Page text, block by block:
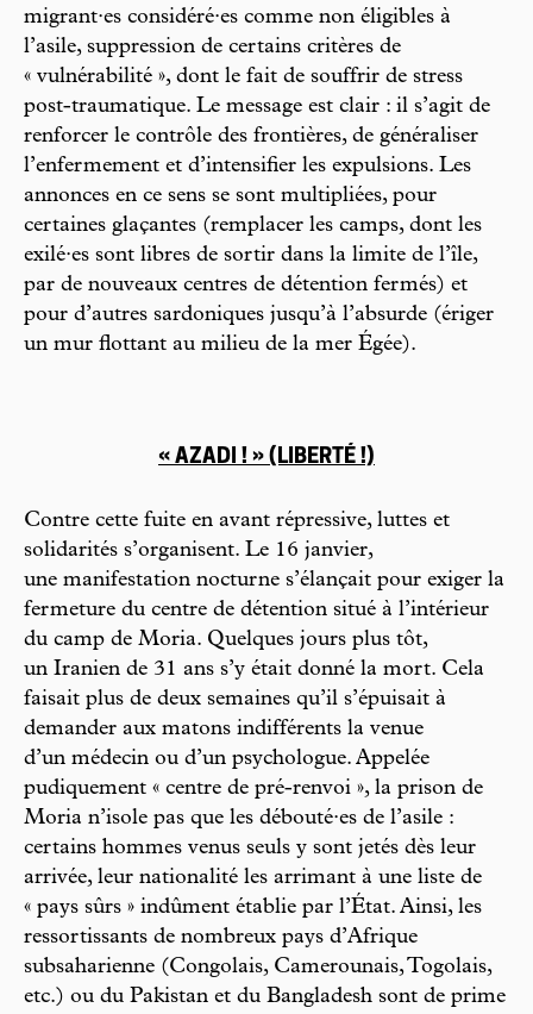
migrant·es considéré·es comme non éligibles à
l’asile, suppression de certains critères de
« vulnérabilité », dont le fait de souffrir de stress
post-traumatique. Le message est clair : il s’agit de
renforcer le contrôle des frontières, de généraliser
l’enfermement et d’intensifier les expulsions. Les
annonces en ce sens se sont multipliées, pour
certaines glaçantes (remplacer les camps, dont les
exilé·es sont libres de sortir dans la limite de l’île,
par de nouveaux centres de détention fermés) et
pour d’autres sardoniques jusqu’à l’absurde (ériger
un mur flottant au milieu de la mer Égée).
« AZADI ! » (LIBERTÉ !)
Contre cette fuite en avant répressive, luttes et
solidarités s’organisent. Le 16 janvier,
une manifestation nocturne s’élançait pour exiger la
fermeture du centre de détention situé à l’intérieur
du camp de Moria. Quelques jours plus tôt,
un Iranien de 31 ans s’y était donné la mort. Cela
faisait plus de deux semaines qu’il s’épuisait à
demander aux matons indifférents la venue
d’un médecin ou d’un psychologue. Appelée
pudiquement « centre de pré-renvoi », la prison de
Moria n’isole pas que les débouté·es de l’asile :
certains hommes venus seuls y sont jetés dès leur
arrivée, leur nationalité les arrimant à une liste de
« pays sûrs » indûment établie par l’État. Ainsi, les
ressortissants de nombreux pays d’Afrique
subsaharienne (Congolais, Camerounais, Togolais,
etc.) ou du Pakistan et du Bangladesh sont de prime